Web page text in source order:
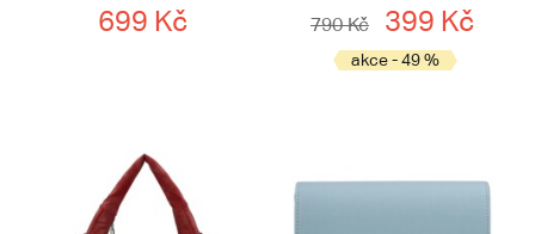
699 Kč
790 Kč
399 Kč
akce - 49 %